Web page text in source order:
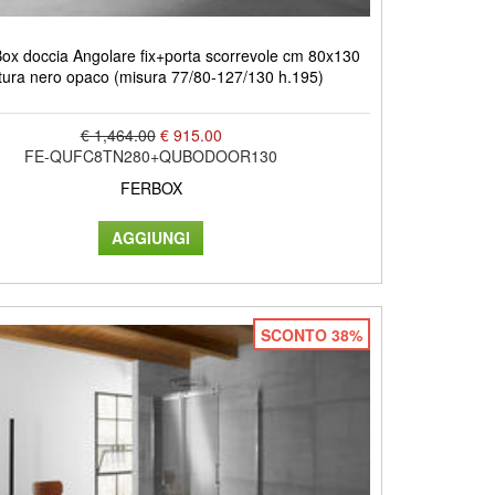
doccia Angolare fix+porta scorrevole cm 80x130
nero opaco (misura 77/80-127/130 h.195)
€ 1,464.00 € 915.00
FE-QUFC8TN280+QUBODOOR130
FERBOX
SCONTO 38%